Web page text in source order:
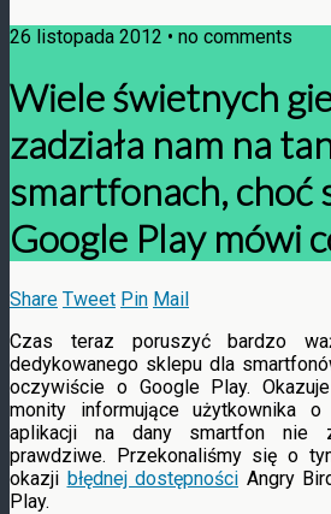
26 listopada 2012 • no comments
Wiele świetnych
zadziała nam na
smartfonach, choć
Google Play mówi
Share Tweet Pin Mail
Czas teraz poruszyć bardzo
dedykowanego sklepu dla
oczywiście o Google Play.
monity informujące użytkownika
aplikacji na dany smartfon nie
prawdziwe. Przekonaliśmy się o
okazji błędnej dostępności Angry
Play.